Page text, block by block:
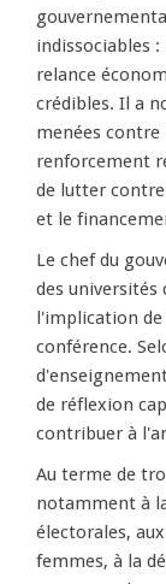
indissociables
relance
crédibles. Il a
menées contre
renforcement
de lutter
et le
Le chef du
des universités
l'implication de
conférence.
de réflexion
contribuer à
Au terme de
notamment à
électorales,
femmes, à la